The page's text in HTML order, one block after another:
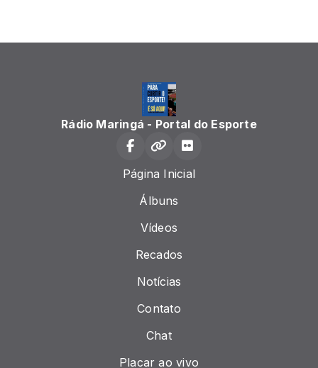
Rádio Maringá - Portal do Esporte
Página Inicial
Álbuns
Vídeos
Recados
Notícias
Contato
Chat
Placar ao vivo